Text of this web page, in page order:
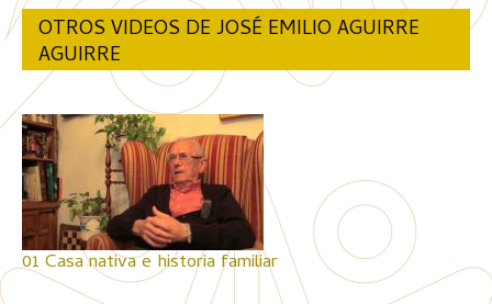
OTROS VIDEOS DE JOSÉ EMILIO AGUIRRE
AGUIRRE
01 Casa nativa e historia familiar